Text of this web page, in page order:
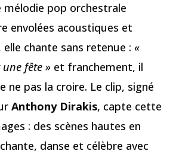
mélodie pop orchestrale
envolées acoustiques et
chante sans retenue : «
fête » et franchement, il
ne pas la croire. Le clip, signé
Anthony Dirakis, capte cette
: des scènes hautes en
danse et célèbre avec